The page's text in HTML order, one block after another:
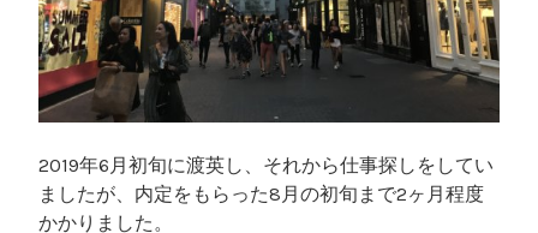
2019年6月初旬に渡英し、それから仕事探しをしてい
ましたが、内定をもらった8月の初旬まで2ヶ月程度
かかりました。